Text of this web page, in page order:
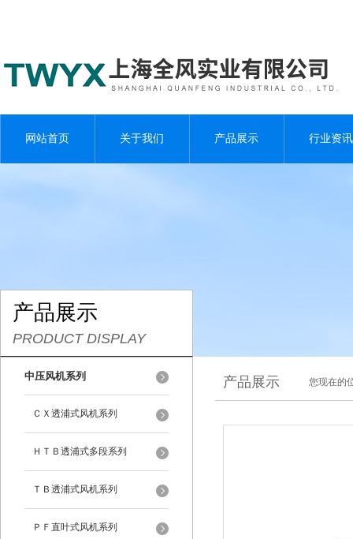
网站首页 关于我们 产品展示 行业资讯
产品展示
PRODUCT DISPLAY
中压风机系列
ＣＸ透浦式风机系列
ＨＴＢ透浦式多段系列
ＴＢ透浦式风机系列
ＰＦ直叶式风机系列
产品展示 您现在的